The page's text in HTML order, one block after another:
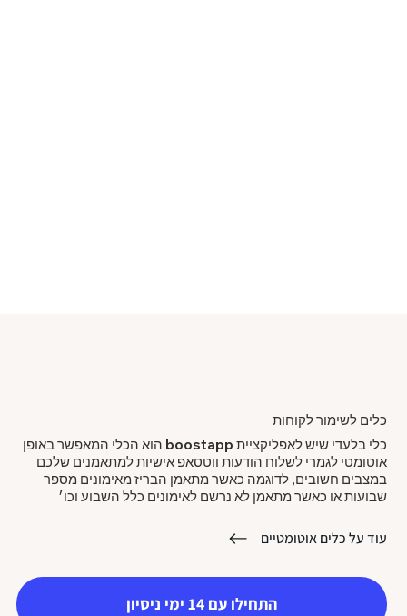
כלים לשימור לקוחות
כלי בלעדי שיש לאפליקציית boostapp הוא הכלי המאפשר באופן
אוטומטי לגמרי לשלוח הודעות ווטסאפ אישיות למתאמנים שלכם
במצבים חשובים, לדוגמה כאשר מתאמן הבריז מאימונים מספר
שבועות או כאשר מתאמן לא נרשם לאימונים כלל השבוע וכו׳
התחילו עם 14 ימי ניסיון
עוד על כלים אוטומטיים